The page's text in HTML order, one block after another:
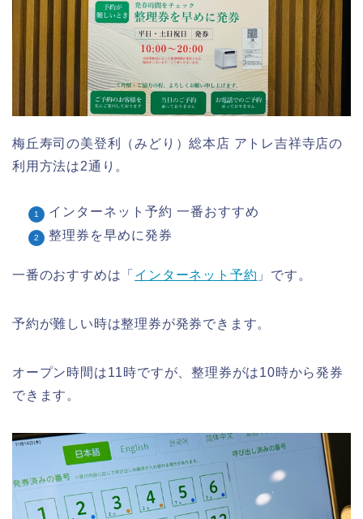
梅丘寿司の美登利（みどり）総本店 アトレ吉祥寺店の
利用方法は2通り。
インターネット予約 一番おすすめ
整理券を早めに発券
一番のおすすめは「 インターネット予約 」です。
予約が難しい時は整理券が発券できます。
オープン時間は11時ですが、整理券がは10時から発券
できます。